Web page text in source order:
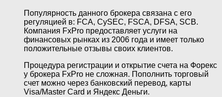
Популярность данного брокера связана с его
регуляцией в: FCA, CySEC, FSCA, DFSA, SCB.
Компания FxPro предоставляет услуги на
финансовых рынках из 2006 года и имеет только
положительные отзывы своих клиентов.
Процедура регистрации и открытие счета на Форекс
у брокера FxPro не сложная. Пополнить торговый
счет можно через банковский перевод, карты
Visa/Master Card и Яндекс Деньги.